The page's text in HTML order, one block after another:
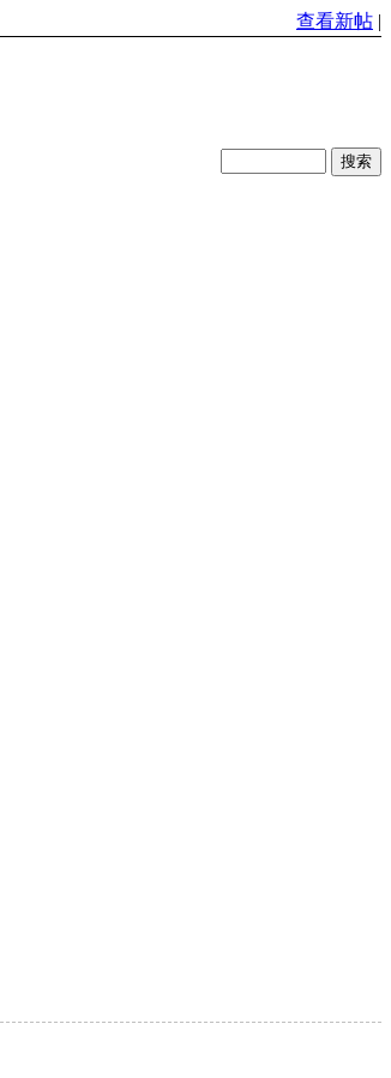
查看新帖 |